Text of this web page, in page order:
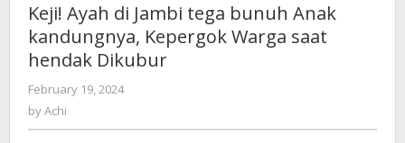
Jambi
tega
Warga
Keji! Ayah di Jambi tega bunuh Anak
kandungnya, Kepergok Warga saat
hendak Dikubur
February 19, 2024
byAchi